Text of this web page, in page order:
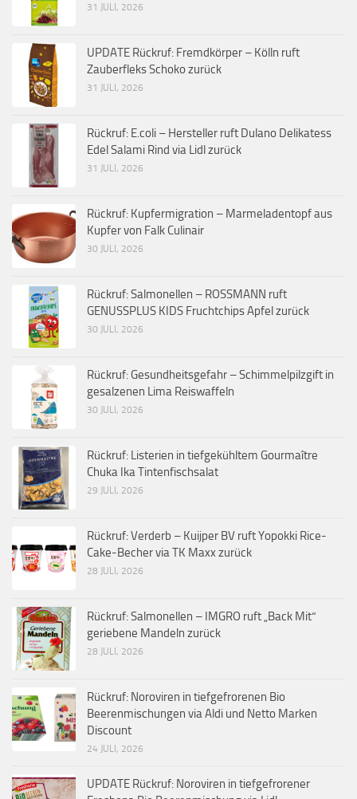
31 JULI, 2026
UPDATE Rückruf: Fremdkörper – Kölln ruft
Zauberfleks Schoko zurück
31 JULI, 2026
Rückruf: E.coli – Hersteller ruft Dulano Delikatess
Edel Salami Rind via Lidl zurück
31 JULI, 2026
Rückruf: Kupfermigration – Marmeladentopf aus
Kupfer von Falk Culinair
30 JULI, 2026
Rückruf: Salmonellen – ROSSMANN ruft
GENUSSPLUS KIDS Fruchtchips Apfel zurück
30 JULI, 2026
Rückruf: Gesundheitsgefahr – Schimmelpilzgift in
gesalzenen Lima Reiswaffeln
30 JULI, 2026
Rückruf: Listerien in tiefgekühltem Gourmaître
Chuka Ika Tintenfischsalat
29 JULI, 2026
Rückruf: Verderb – Kuijper BV ruft Yopokki Rice-
Cake-Becher via TK Maxx zurück
28 JULI, 2026
Rückruf: Salmonellen – IMGRO ruft „Back Mit“
geriebene Mandeln zurück
28 JULI, 2026
Rückruf: Noroviren in tiefgefrorenen Bio
Beerenmischungen via Aldi und Netto Marken
Discount
24 JULI, 2026
UPDATE Rückruf: Noroviren in tiefgefrorener